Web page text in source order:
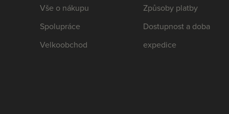
Vše o nákupu
Spolupráce
Velkoobchod
Způsoby platby
Dostupnost a doba
expedice